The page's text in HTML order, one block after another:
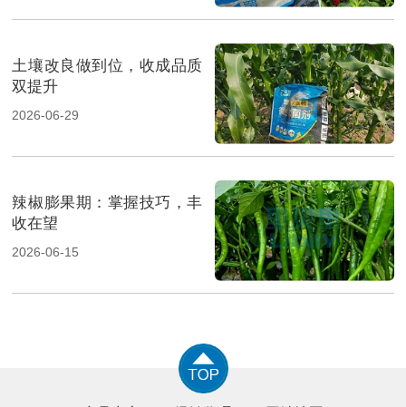
土壤改良做到位，收成品质
双提升
2026-06-29
辣椒膨果期：掌握技巧，丰
收在望
2026-06-15